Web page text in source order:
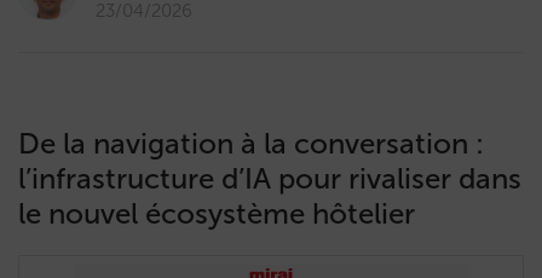
23/04/2026
De la navigation à la conversation :
l’infrastructure d’IA pour rivaliser dans
le nouvel écosystème hôtelier